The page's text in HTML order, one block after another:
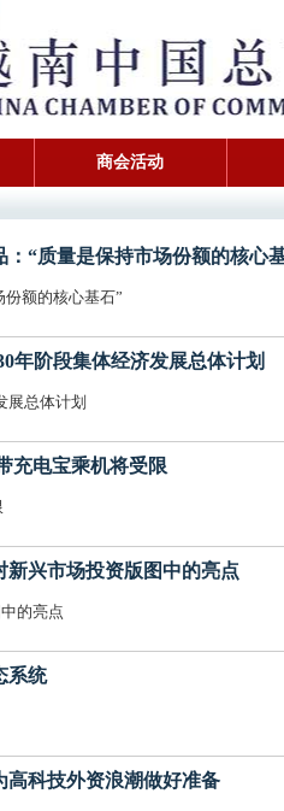
商会活动
：“质量是保持市场份额的核心
额的核心基石”
年阶段集体经济发展总体计划
展总体计划
充电宝乘机将受限
兴市场投资版图中的亮点
的亮点
系统
高科技外资浪潮做好准备